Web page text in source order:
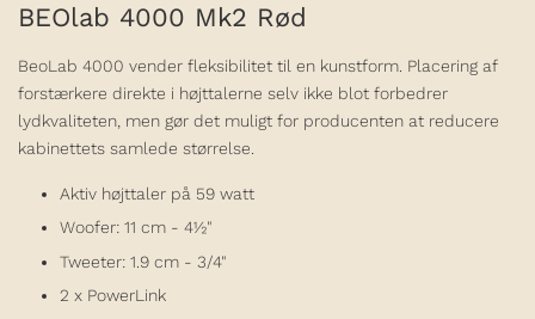
BEOlab 4000 Mk2 Rød
BeoLab 4000 vender fleksibilitet til en kunstform. Placering af
forstærkere direkte i højttalerne selv ikke blot forbedrer
lydkvaliteten, men gør det muligt for producenten at reducere
kabinettets samlede størrelse.
Aktiv højttaler på 59 watt
Woofer: 11 cm - 4½"
Tweeter: 1.9 cm - 3/4"
2 x PowerLink